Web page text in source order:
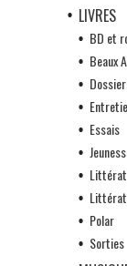
LIVRES
BD et
Beaux
Essais
Polar
Sorties